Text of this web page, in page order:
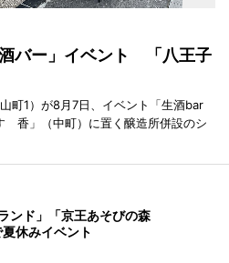
バー」イベント 「八王子
町1）が8月7日、イベント「生酒bar
香」（中町）に置く醸造所併設のシ
ンド」「京王あそびの森
休みイベント